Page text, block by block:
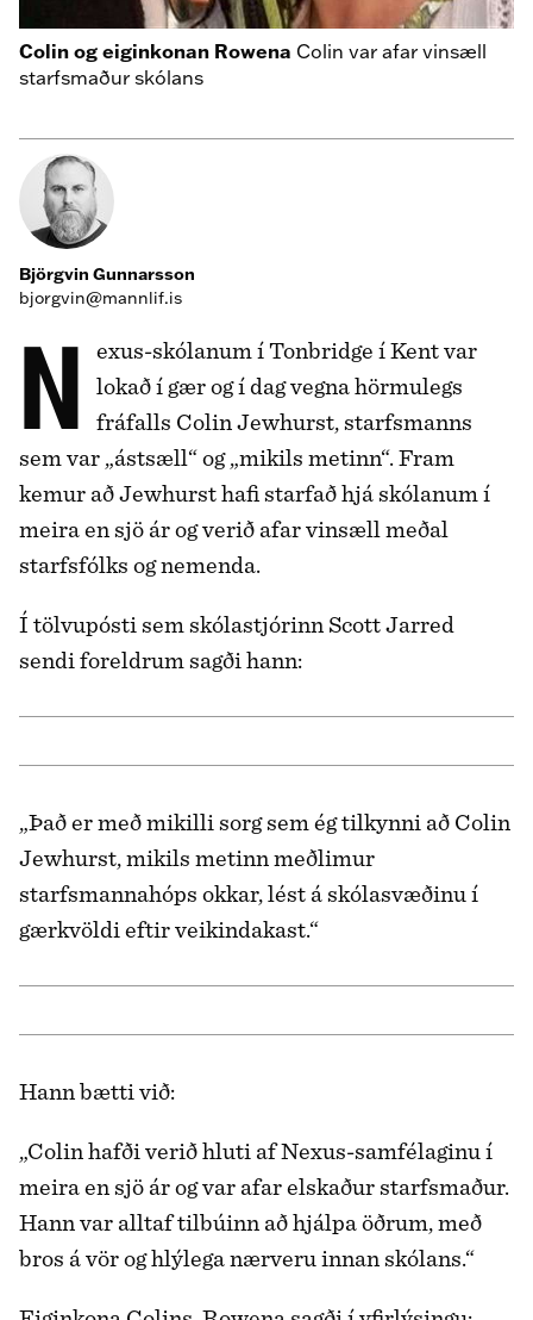
Colin og eiginkonan Rowena Colin var afar vinsæll
starfsmaður skólans
Björgvin Gunnarsson
bjorgvin@mannlif.is
Nexus-skólanum í Tonbridge í Kent var
lokað í gær og í dag vegna hörmulegs
fráfalls Colin Jewhurst, starfsmanns
sem var „ástsæll“ og „mikils metinn“. Fram
kemur að Jewhurst hafi starfað hjá skólanum í
meira en sjö ár og verið afar vinsæll meðal
starfsfólks og nemenda.
Í tölvupósti sem skólastjórinn Scott Jarred
sendi foreldrum sagði hann:
„Það er með mikilli sorg sem ég tilkynni að Colin
Jewhurst, mikils metinn meðlimur
starfsmannahóps okkar, lést á skólasvæðinu í
gærkvöldi eftir veikindakast.“
Hann bætti við:
„Colin hafði verið hluti af Nexus-samfélaginu í
meira en sjö ár og var afar elskaður starfsmaður.
Hann var alltaf tilbúinn að hjálpa öðrum, með
bros á vör og hlýlega nærveru innan skólans.“